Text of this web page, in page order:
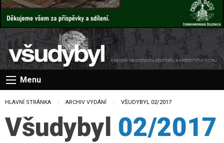
Menu
HLAVNÍ STRÁNKA ARCHIV VYDÁNÍ CURRENT:
VŠUDYBYL 02/2017
Všudybyl 02/2017